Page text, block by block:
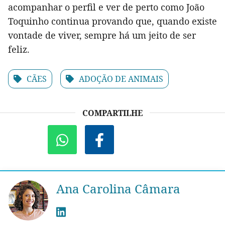
acompanhar o perfil e ver de perto como João
Toquinho continua provando que, quando existe
vontade de viver, sempre há um jeito de ser
feliz.
CÃES ADOÇÃO DE ANIMAIS
COMPARTILHE
Ana Carolina Câmara